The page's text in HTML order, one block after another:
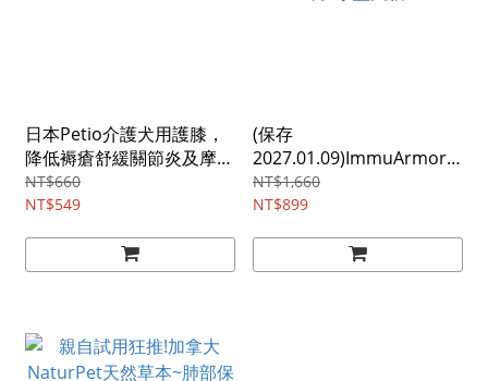
日本Petio介護犬用護膝，
降低褥瘡舒緩關節炎及摩
擦/小尺寸
NT$660
NT$549
(保存
2027.01.09)ImmuArmor
褐藻醣膠~腫瘤照護營養配
方/小型犬貓
NT$1,660
NT$899